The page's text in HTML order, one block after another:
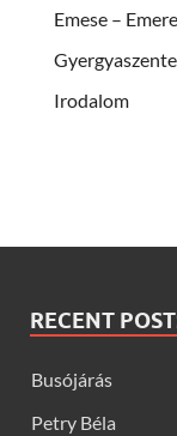
Emese –
Irodalom
RECENT
Busójárás
Petry Béla